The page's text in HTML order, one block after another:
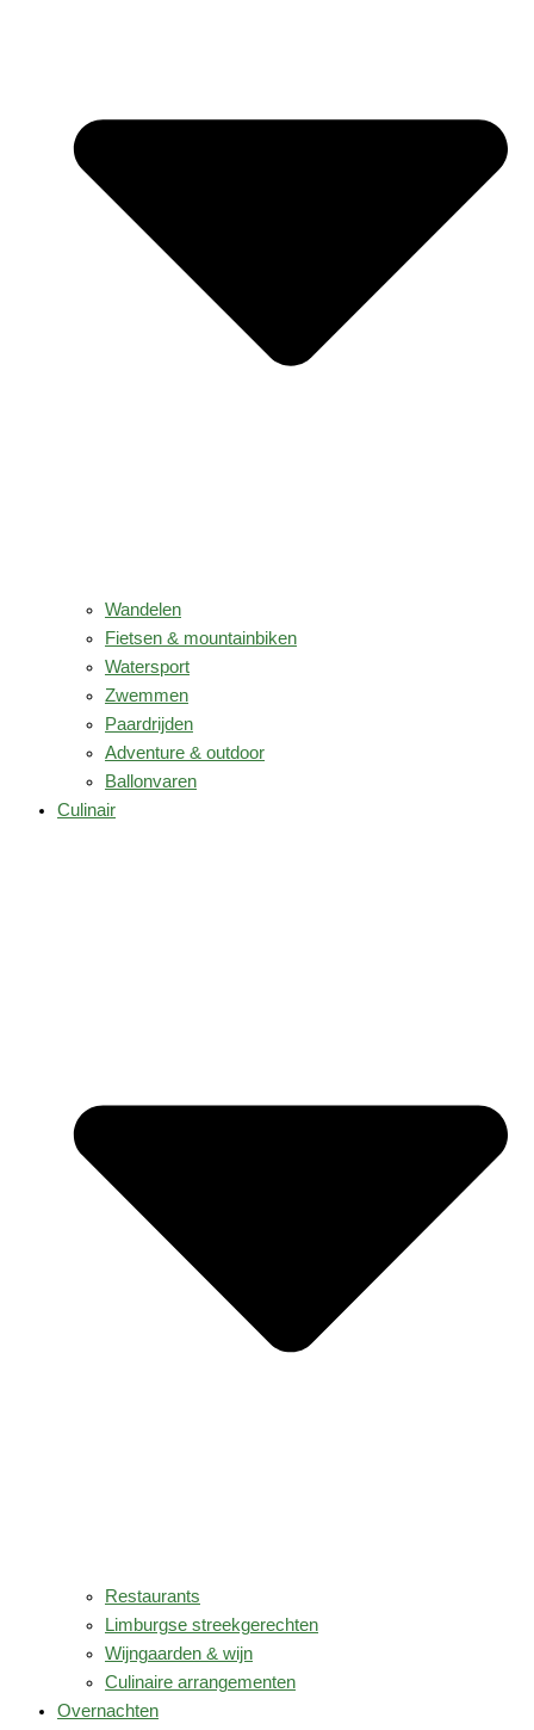
Wandelen
Fietsen & mountainbiken
Watersport
Zwemmen
Paardrijden
Adventure & outdoor
Ballonvaren
Culinair
Restaurants
Limburgse streekgerechten
Wijngaarden & wijn
Culinaire arrangementen
Overnachten